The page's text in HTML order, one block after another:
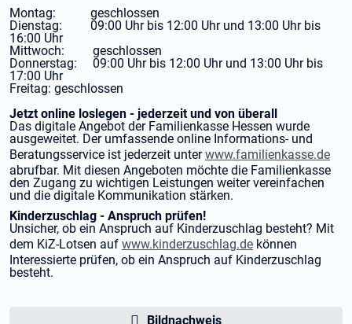
Montag: geschlossen
Dienstag: 09:00 Uhr bis 12:00 Uhr und 13:00 Uhr bis
16:00 Uhr
Mittwoch: geschlossen
Donnerstag: 09:00 Uhr bis 12:00 Uhr und 13:00 Uhr bis
17:00 Uhr
Freitag: geschlossen
Jetzt online loslegen - jederzeit und von überall
Das digitale Angebot der Familienkasse Hessen wurde
ausgeweitet. Der umfassende online Informations- und
Beratungsservice ist jederzeit unterwww.familienkasse.de
abrufbar. Mit diesen Angeboten möchte die Familienkasse
den Zugang zu wichtigen Leistungen weiter vereinfachen
und die digitale Kommunikation stärken.
Kinderzuschlag - Anspruch prüfen!
Unsicher, ob ein Anspruch auf Kinderzuschlag besteht? Mit
dem KiZ-Lotsen auf www.kinderzuschlag.de können
Interessierte prüfen, ob ein Anspruch auf Kinderzuschlag
besteht.
Bildnachweis